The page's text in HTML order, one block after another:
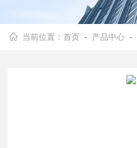
当前位置：首页 - 产品中心 -